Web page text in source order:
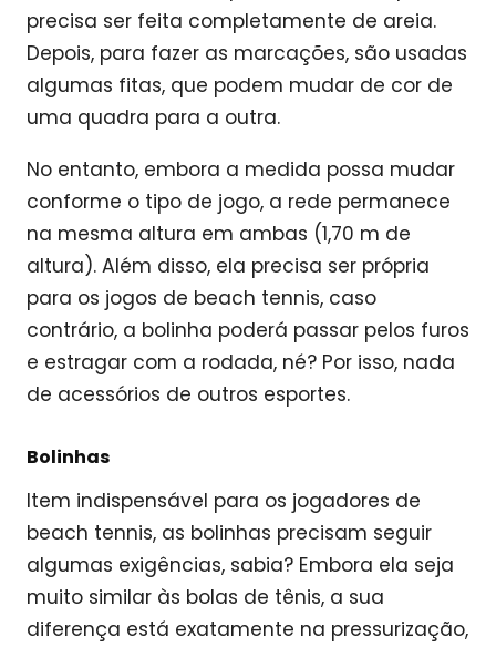
precisa ser feita completamente de areia.
Depois, para fazer as marcações, são usadas
algumas fitas, que podem mudar de cor de
uma quadra para a outra.
No entanto, embora a medida possa mudar
conforme o tipo de jogo, a rede permanece
na mesma altura em ambas (1,70 m de
altura). Além disso, ela precisa ser própria
para os jogos de beach tennis, caso
contrário, a bolinha poderá passar pelos furos
e estragar com a rodada, né? Por isso, nada
de acessórios de outros esportes.
Bolinhas
Item indispensável para os jogadores de
beach tennis, as bolinhas precisam seguir
algumas exigências, sabia? Embora ela seja
muito similar às bolas de tênis, a sua
diferença está exatamente na pressurização,